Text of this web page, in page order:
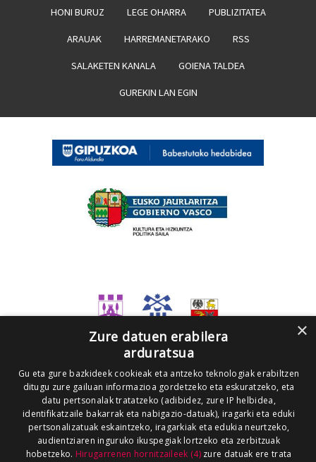
HONI BURUZ LEGE OHARRA PUBLIZITATEA
ARAUAK HARREMANETARAKO RSS
SALAKETEN KANALA GOIENA TALDEA
GUREKIN LAN EGIN
×
Zure datuen erabilera
arduratsua
Gu eta gure bazkideek cookieak eta antzeko teknologiak erabiltzen
ditugu zure gailuan informazioa gordetzeko eta eskuratzeko, eta
datu pertsonalak tratatzeko (adibidez, zure IP helbidea,
identifikatzaile bakarrak eta nabigazio-datuak), iragarki eta eduki
pertsonalizatuak eskaintzeko, iragarkiak eta edukia neurtzeko,
audientziaren inguruko ikuspegiak lortzeko eta zerbitzuak
hobetzeko. Hirugarrenen hornitzaileek (4)zure datuak ere trata